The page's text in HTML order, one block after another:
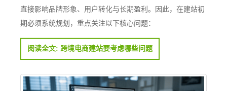
直接影响品牌形象、用户转化与长期盈利。因此，在建站初
期必须系统规划，重点关注以下核心问题：
阅读全文: 跨境电商建站要考虑哪些问题